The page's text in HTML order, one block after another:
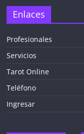
Enlaces
Profesionales
Servicios
Tarot Online
Teléfono
Ingresar